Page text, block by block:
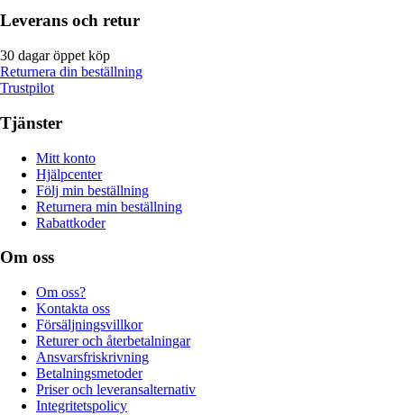
Leverans och retur
30 dagar öppet köp
Returnera din beställning
Trustpilot
Tjänster
Mitt konto
Hjälpcenter
Följ min beställning
Returnera min beställning
Rabattkoder
Om oss
Om oss?
Kontakta oss
Försäljningsvillkor
Returer och återbetalningar
Ansvarsfriskrivning
Betalningsmetoder
Priser och leveransalternativ
Integritetspolicy